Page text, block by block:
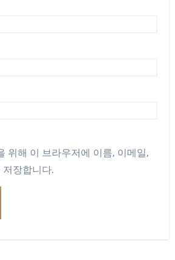
위해 이 브라우저에 이름, 이메일,
장합니다.